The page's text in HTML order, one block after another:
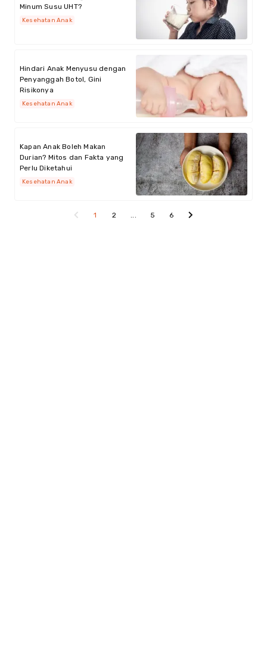
Minum Susu UHT?
Kesehatan Anak
Hindari Anak Menyusu dengan
Penyanggah Botol, Gini
Risikonya
Kesehatan Anak
Kapan Anak Boleh Makan
Durian? Mitos dan Fakta yang
Perlu Diketahui
Kesehatan Anak
1 2 ... 5 6